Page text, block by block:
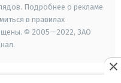
Подробнее о рекламе
в правилах
© 2005—2022, ЗАО